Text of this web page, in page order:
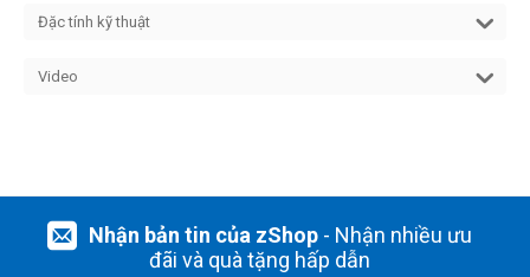
Đặc tính kỹ thuật
Video
Nhận bản tin của zShop- Nhận nhiều ưu
đãi và quà tặng hấp dẫn